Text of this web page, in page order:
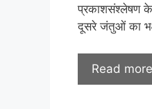
प्रकाशसंश्लेषण
दूसरे जंतुओं का
Read more